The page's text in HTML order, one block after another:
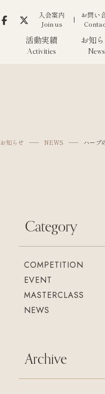
入会案内
Join us
お問い
活動実績
Activities
お知
News
お知らせ NEWS ハープ
Category
COMPETITION
EVENT
MASTERCLASS
NEWS
Archive